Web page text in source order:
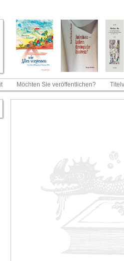
Möchten Sie veröffentlichen?